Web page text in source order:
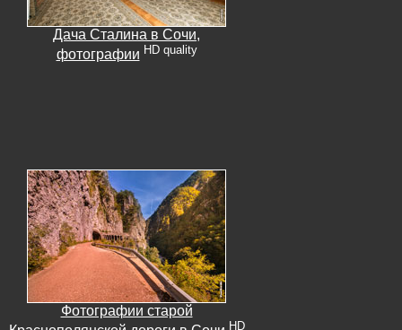
Дача Сталина в Сочи,
фотографии HD quality
Фотографии старой
HD